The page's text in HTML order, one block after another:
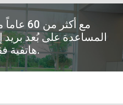
مع أكثر
المساعدة على بُعد بريد
هاتفية فقط.